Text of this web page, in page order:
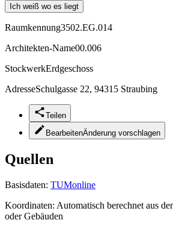
Ich weiß wo es liegt
Raumkennung3502.EG.014
Architekten-Name00.006
StockwerkErdgeschoss
AdresseSchulgasse 22, 94315 Straubing
Teilen
BearbeitenÄnderung vorschlagen
Quellen
Basisdaten: TUMonline
Koordinaten: Automatisch berechnet aus
oder Gebäuden